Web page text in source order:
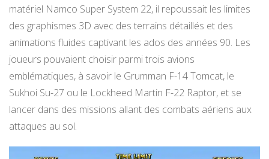
matériel Namco Super System 22, il repoussait les limites
des graphismes 3D avec des terrains détaillés et des
animations fluides captivant les ados des années 90. Les
joueurs pouvaient choisir parmi trois avions
emblématiques, à savoir le Grumman F-14 Tomcat, le
Sukhoi Su-27 ou le Lockheed Martin F-22 Raptor, et se
lancer dans des missions allant des combats aériens aux
attaques au sol.